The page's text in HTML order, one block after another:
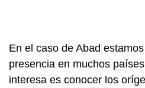
En el caso de Abad
presencia en muchos
interesa es conocer los